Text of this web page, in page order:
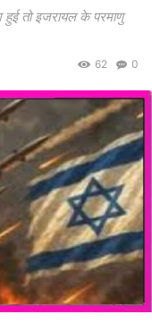
तो इजरायल के परमाणु
0
62